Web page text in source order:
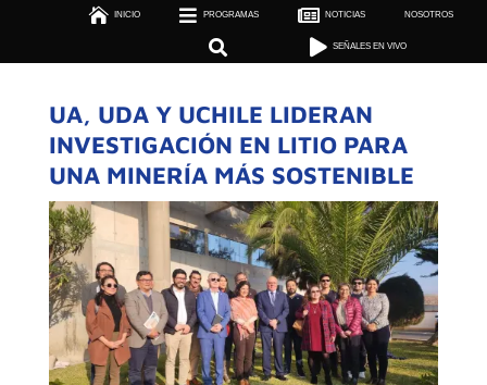
 INICIO  PROGRAMAS  NOTICIAS NOSOTROS
  SEÑALES EN VIVO
  SEÑALES EN VIVO
UA, UDA Y UCHILE LIDERAN
INVESTIGACIÓN EN LITIO PARA
UNA MINERÍA MÁS SOSTENIBLE